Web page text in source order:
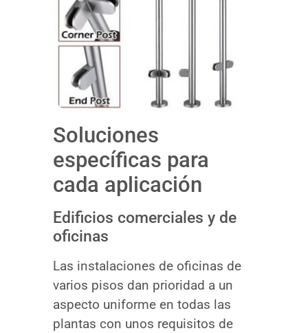
Soluciones
específicas para
cada aplicación
Edificios comerciales y de
oficinas
Las instalaciones de oficinas de
varios pisos dan prioridad a un
aspecto uniforme en todas las
plantas con unos requisitos de